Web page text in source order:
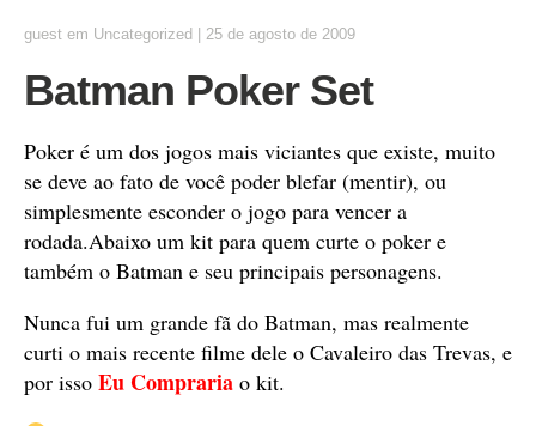
guest em Uncategorized 25 de agosto de 2009
Batman Poker Set
Poker é um dos jogos mais viciantes que existe, muito
se deve ao fato de você poder blefar (mentir), ou
simplesmente esconder o jogo para vencer a
rodada.Abaixo um kit para quem curte o poker e
também o Batman e seu principais personagens.
Nunca fui um grande fã do Batman, mas realmente
curti o mais recente filme dele o Cavaleiro das Trevas, e
por isso Eu Compraria o kit.